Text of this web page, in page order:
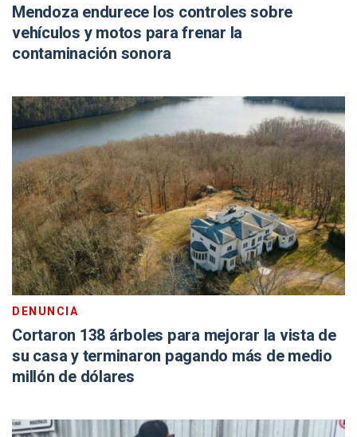
Mendoza endurece los controles sobre
vehículos y motos para frenar la
contaminación sonora
DENUNCIA
Cortaron 138 árboles para mejorar la vista de
su casa y terminaron pagando más de medio
millón de dólares